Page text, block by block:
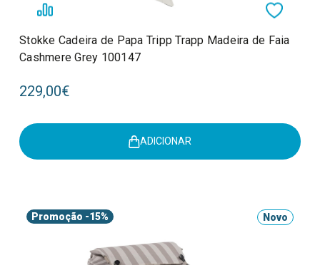
Stokke Cadeira de Papa Tripp Trapp Madeira de Faia
Cashmere Grey 100147
229,00€
ADICIONAR
Promoção -15% Novo